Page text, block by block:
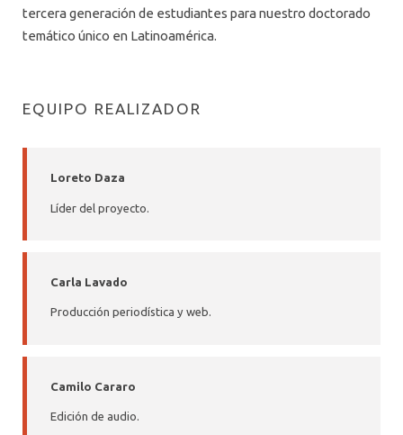
tercera generación de estudiantes para nuestro doctorado
temático único en Latinoamérica.
EQUIPO REALIZADOR
Loreto Daza
Líder del proyecto.
Carla Lavado
Producción periodística y web.
Camilo Cararo
Edición de audio.